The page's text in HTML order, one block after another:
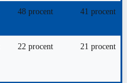
48 procent 41 procent
22 procent 21 procent